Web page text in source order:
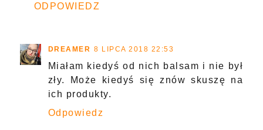
ODPOWIEDZ
DREAMER 8 LIPCA 2018 22:53
Miałam kiedyś od nich balsam i nie był
zły. Może kiedyś się znów skuszę na
ich produkty.
Odpowiedz